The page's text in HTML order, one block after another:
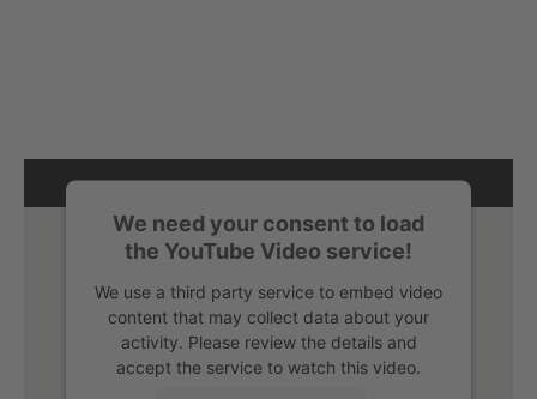
We need your consent to load
the YouTube Video service!
We use a third party service to embed video
content that may collect data about your
activity. Please review the details and
accept the service to watch this video.